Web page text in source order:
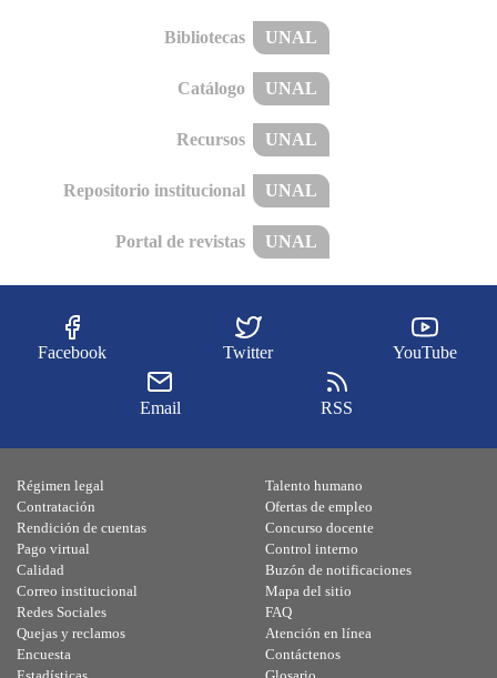
Bibliotecas UNAL
Catálogo UNAL
Recursos UNAL
Repositorio institucional UNAL
Portal de revistas UNAL
Facebook Twitter YouTube
Email RSS
Régimen legal
Contratación
Rendición de cuentas
Pago virtual
Calidad
Talento humano
Ofertas de empleo
Concurso docente
Control interno
Buzón de notificaciones
Correo institucional
Redes Sociales
Quejas y reclamos
Encuesta
Mapa del sitio
FAQ
Atención en línea
Contáctenos